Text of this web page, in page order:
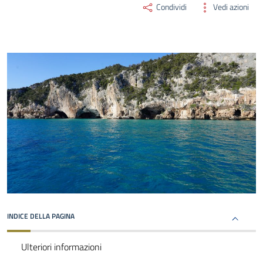
Condividi Vedi azioni
INDICE DELLA PAGINA
Ulteriori informazioni